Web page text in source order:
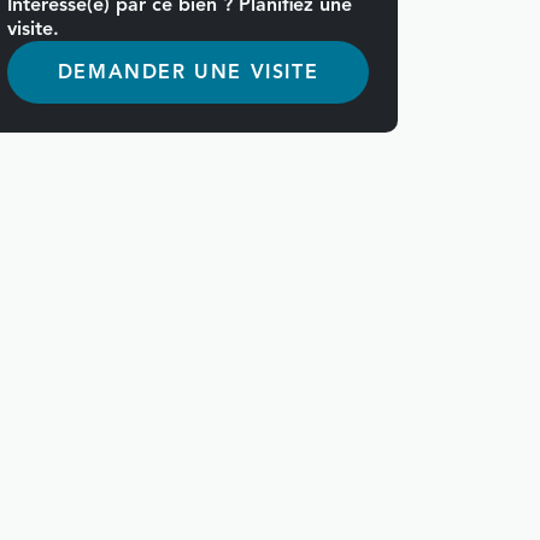
Intéressé(e) par ce bien ? Planifiez une
visite.
DEMANDER UNE VISITE